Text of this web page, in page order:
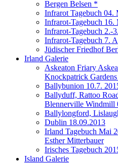
Bergen Belsen *
Infrarot Tagebuch 04.
Infrarot-Tagebuch
Infrarot-Tagebuch 2.-
Infrarot-Tagebuch 7.
Jüdischer Friedhof
Irland Galerie
Askeaton Friary
Knockpatrick
Ballybunion 10.7.
Ballyduff, Rattoo
Blennerville Windmill
Ballylongford,
Dublin 18.09.2013
Irland Tagebuch Mai
Esther Mitterbauer
Irisches Tagebuch
Island Galerie